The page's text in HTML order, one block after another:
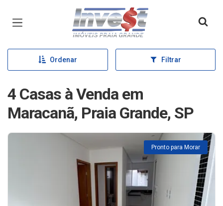
Página inicial
Ordenar Filtrar
4 Casas à Venda em
Maracanã, Praia Grande, SP
Pronto para Morar